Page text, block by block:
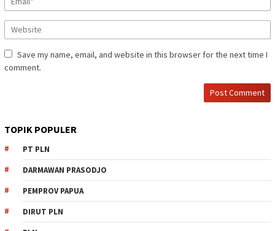
Save my name, email, and website in this browser for the next time I
comment.
TOPIK POPULER
PT PLN
DARMAWAN PRASODJO
PEMPROV PAPUA
DIRUT PLN